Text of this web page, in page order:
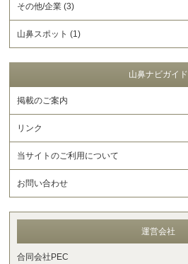
その他/企業 (3)
山鼻スポット (1)
山鼻ナビガイド
掲載のご案内
リンク
当サイトのご利用について
お問い合わせ
運営会社
合同会社PEC